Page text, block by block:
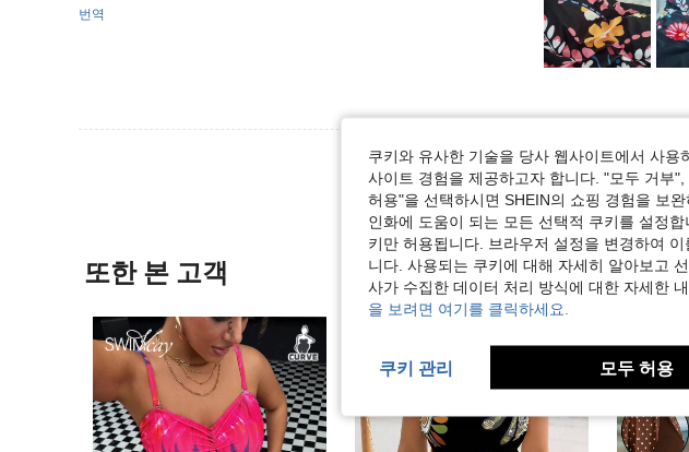
번역
또한 본 고객
쿠키와 유사한 기술을 당사 웹사이트에서 사
사이트 경험을 제공하고자 합니다. "모두 거부
허용"을 선택하시면 SHEIN의 쇼핑 경험을 보
인화에 도움이 되는 모든 선택적 쿠키를 설정
키만 허용됩니다. 브라우저 설정을 변경하여
니다. 사용되는 쿠키에 대해 자세히 알아보고
사가 수집한 데이터 처리 방식에 대한 자세한
을 보려면 여기를 클릭하세요.
쿠키 관리 모두 허용